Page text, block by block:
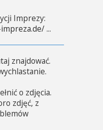
Imprezy:
...
znajdować.
o zdjęcia.
zdjęć, z